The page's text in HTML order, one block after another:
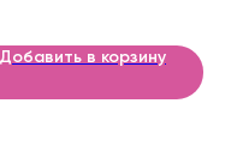
Добавить в корзину